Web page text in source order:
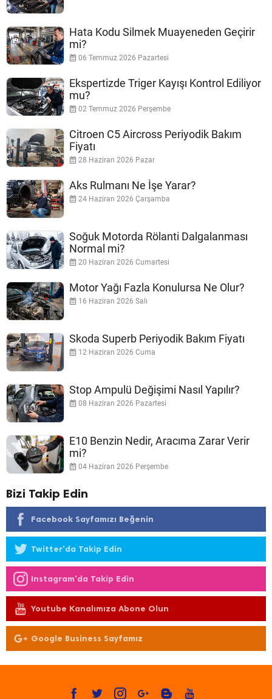
Hata Kodu Silmek Muayeneden Geçirir
mi?
06 Temmuz 2026 Pazartesi
Ekspertizde Triger Kayışı Kontrol Ediliyor
mu?
02 Temmuz 2026 Perşembe
Citroen C5 Aircross Periyodik Bakım
Fiyatı
28 Haziran 2026 Pazar
Aks Rulmanı Ne İşe Yarar?
24 Haziran 2026 Çarşamba
Soğuk Motorda Rölanti Dalgalanması
Normal mi?
20 Haziran 2026 Cumartesi
Motor Yağı Fazla Konulursa Ne Olur?
16 Haziran 2026 Salı
Skoda Superb Periyodik Bakım Fiyatı
12 Haziran 2026 Cuma
Stop Ampulü Değişimi Nasıl Yapılır?
08 Haziran 2026 Pazartesi
E10 Benzin Nedir, Aracıma Zarar Verir
mi?
04 Haziran 2026 Perşembe
Bizi Takip Edin
Facebook Sayfamızı Beğenin
Twitter'da Takip Edin
Instagram'da Takip Edin
Youtube Kanalımıza Abone Olun
Google Business Sayfamız